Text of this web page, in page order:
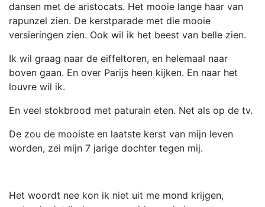
dansen met de aristocats. Het mooie lange haar van
rapunzel zien. De kerstparade met die mooie
versieringen zien. Ook wil ik het beest van belle zien.
Ik wil graag naar de eiffeltoren, en helemaal naar
boven gaan. En over Parijs heen kijken. En naar het
louvre wil ik.
En veel stokbrood met paturain eten. Net als op de tv.
De zou de mooiste en laatste kerst van mijn leven
worden, zei mijn 7 jarige dochter tegen mij.
Het woordt nee kon ik niet uit me mond krijgen,